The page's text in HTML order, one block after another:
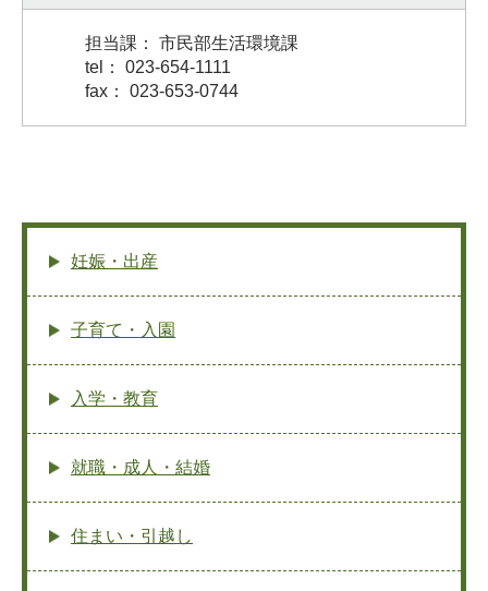
担当課： 市民部生活環境課
tel： 023-654-1111
fax： 023-653-0744
妊娠・出産
子育て・入園
入学・教育
就職・成人・結婚
住まい・引越し